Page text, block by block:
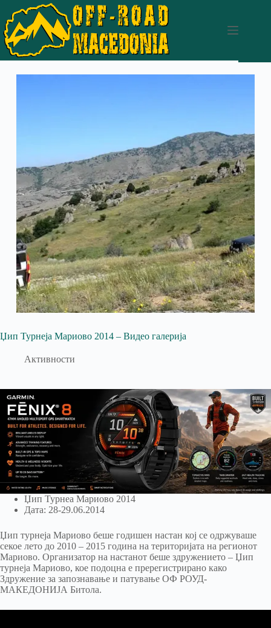
Џип Турнеја Мариово 2014 – Видео галерија
Активности
Џип Турнеа Мариово 2014
Дата: 28-29.06.2014
Џип турнеја Мариово беше годишен настан кој се одржуваше
секое лето до 2010 – 2015 година на територијата на регионот
Мариово. Организатор на настанот беше здружението – Џип
турнеја Мариово, кое подоцна е пререгистрирано како
Здружение за запознавање и патување ОФ РОУД-
МАКЕДОНИЈА Битола.